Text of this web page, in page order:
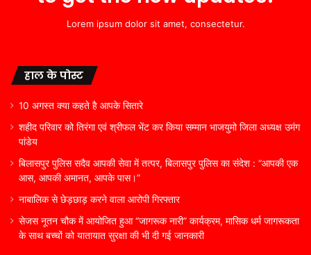
Lorem ipsum dolor sit amet, consectetur.
हाल के पोस्ट
10 अगस्त क्या कहते है आपके सितारे
शहीद परिवार को तिरंगा एवं श्रीफल भेंट कर किया सम्मान भाजयुमो जिला अध्यक्ष उमंग
पांडेय
बिलासपुर पुलिस सदैव आपकी सेवा में तत्पर, बिलासपुर पुलिस का संदेश : “आपकी एक
आस, आपकी अमानत, आपके पास।”
नाबालिक से छेड़छाड़ करने वाला आरोपी गिरफ्तार
सेजस नूतन चौक में आयोजित हुआ “जागरूक नारी” कार्यक्रम, मासिक धर्म जागरूकता
के साथ बच्चों को यातायात सुरक्षा की भी दी गई जानकारी